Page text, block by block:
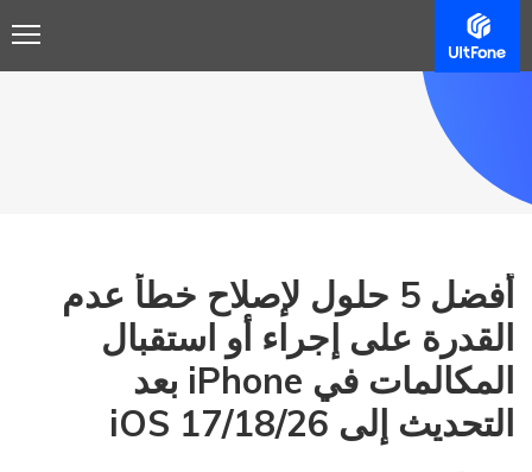
أفضل 5 حلول لإصلاح خطأ عدم
القدرة على إجراء أو استقبال
المكالمات في iPhone بعد
التحديث إلى iOS 17/18/26